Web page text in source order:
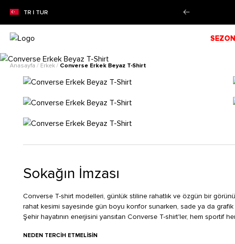
TR | TUR
farksız 4 taksit imkanı!
Anasayfa / Erkek / Converse Erkek Beyaz T-Shirt
Sokağın İmzası
Converse T-shirt modelleri, günlük stiline rahatlık ve özgün bir
rahat kesimi sayesinde gün boyu konfor sunarken, sade ya da grafik
Şehir hayatının enerjisini yansıtan Converse T-shirt'ler, hem sportif
NEDEN TERCIH ETMELISIN